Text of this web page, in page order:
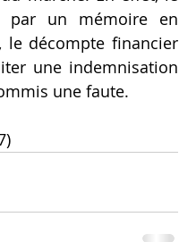
par un mémoire en
le décompte financier
une indemnisation
une faute.